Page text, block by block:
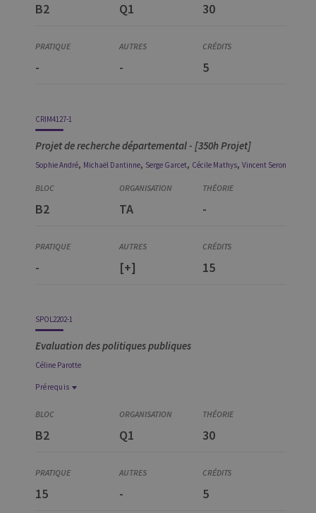
Introduction à la méthodologie quantitative
B2 Q1 30
- - 5
CRIM4127-1
Projet de recherche départemental - [350h Projet]
SophieAndré, Michaël Dantinne, Serge Garcet, Cécile Mathys, Vincent Seron
B2 TA -
- [+] 15
SPOL2202-1
Evaluation des politiques publiques
Céline Parotte
Prérequis
Prérequis
Analyse des politiques publiques (théorie)
B2 Q1 30
15 - 5